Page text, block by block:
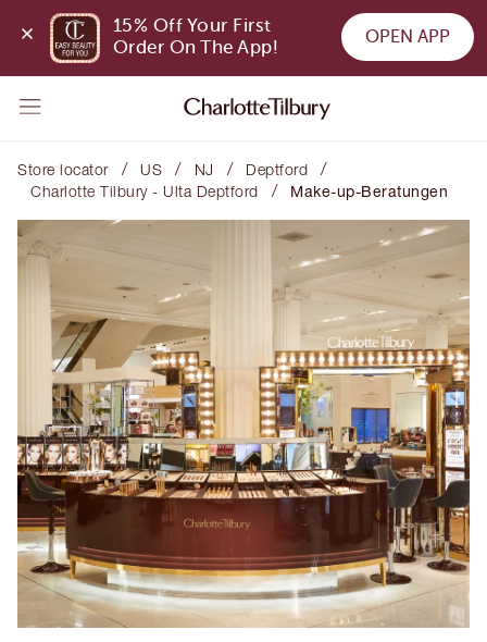
15% Off Your First
Order On The App!
OPEN APP
Store locator / US / NJ / Deptford /
Charlotte Tilbury - Ulta Deptford / Make-up-Beratungen